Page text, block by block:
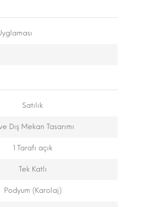
Satılık
Dış Mekan Tasarımı
1 Tarafı açık
Tek Katlı
Podyum (Karolaj)